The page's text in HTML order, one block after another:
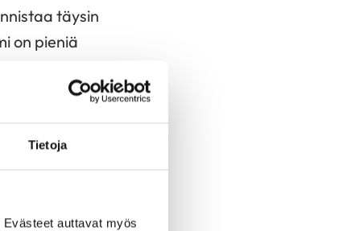
Tietoja
auttavat myös
täysin
on pieniä